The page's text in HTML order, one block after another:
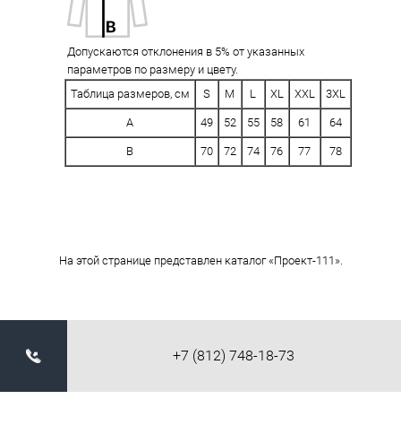
Допускаются отклонения в 5% от указанных
параметров по размеру и цвету.
Таблица размеров, см
S M L XL XXL 3XL
A 49 52 55 58 61 64
B 70 72 74 76 77 78
На этой странице представлен каталог «Проект-111».
+7 (812) 748-18-73